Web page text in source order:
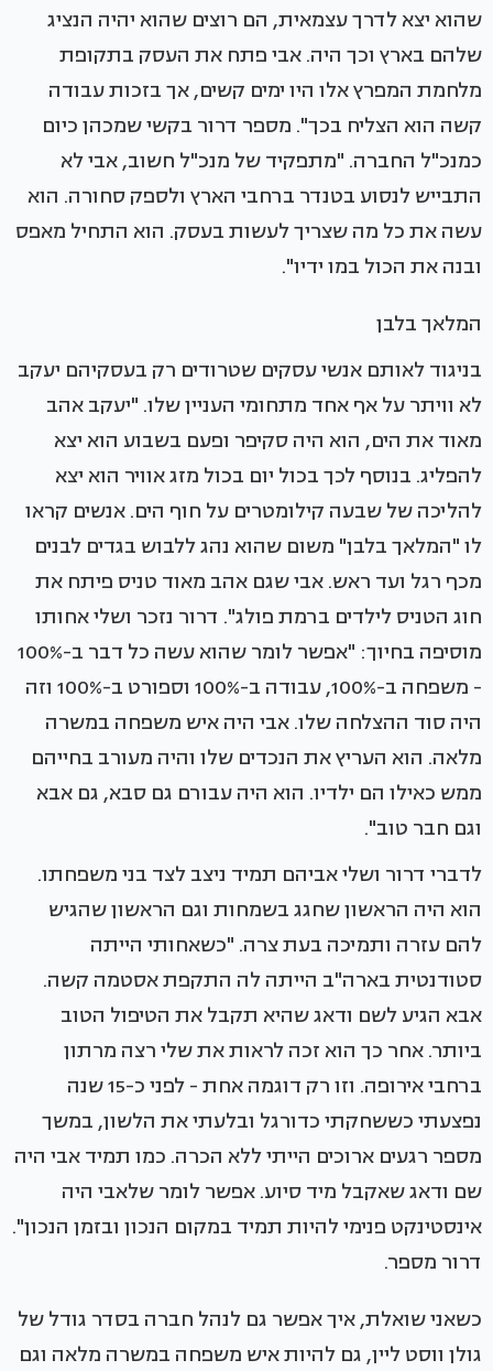
שהוא יצא לדרך עצמאית, הם רוצים שהוא יהיה הנציג
שלהם בארץ וכך היה. אבי פתח את העסק בתקופת
מלחמת המפרץ אלו היו ימים קשים, אך בזכות עבודה
קשה הוא הצליח בכך". מספר דרור בקשי שמכהן כיום
כמנכ"ל החברה. "מתפקיד של מנכ"ל חשוב, אבי לא
התבייש לנסוע בטנדר ברחבי הארץ ולספק סחורה. הוא
עשה את כל מה שצריך לעשות בעסק. הוא התחיל מאפס
ובנה את הכול במו ידיו".
המלאך בלבן
בניגוד לאותם אנשי עסקים שטרודים רק בעסקיהם יעקב
לא וויתר על אף אחד מתחומי העניין שלו. "יעקב אהב
מאוד את הים, הוא היה סקיפר ופעם בשבוע הוא יצא
להפליג. בנוסף לכך בכול יום בכול מזג אוויר הוא יצא
להליכה של שבעה קילומטרים על חוף הים. אנשים קראו
לו "המלאך בלבן" משום שהוא נהג ללבוש בגדים לבנים
מכף רגל ועד ראש. אבי שגם אהב מאוד טניס פיתח את
חוג הטניס לילדים ברמת פולג". דרור נזכר ושלי אחותו
מוסיפה בחיוך: "אפשר לומר שהוא עשה כל דבר ב-100%
- משפחה ב-100%, עבודה ב-100% וספורט ב-100% וזה
היה סוד ההצלחה שלו. אבי היה איש משפחה במשרה
מלאה. הוא העריץ את הנכדים שלו והיה מעורב בחייהם
ממש כאילו הם ילדיו. הוא היה עבורם גם סבא, גם אבא
וגם חבר טוב".
לדברי דרור ושלי אביהם תמיד ניצב לצד בני משפחתו.
הוא היה הראשון שחגג בשמחות וגם הראשון שהגיש
להם עזרה ותמיכה בעת צרה. "כשאחותי הייתה
סטודנטית בארה"ב הייתה לה התקפת אסטמה קשה.
אבא הגיע לשם ודאג שהיא תקבל את הטיפול הטוב
ביותר. אחר כך הוא זכה לראות את שלי רצה מרתון
ברחבי אירופה. וזו רק דוגמה אחת - לפני כ-15 שנה
נפצעתי כששחקתי כדורגל ובלעתי את הלשון, במשך
מספר רגעים ארוכים הייתי ללא הכרה. כמו תמיד אבי היה
שם ודאג שאקבל מיד סיוע. אפשר לומר שלאבי היה
אינסטינקט פנימי להיות תמיד במקום הנכון ובזמן הנכון".
דרור מספר.
כשאני שואלת, איך אפשר גם לנהל חברה בסדר גודל של
גולן ווסט ליין, גם להיות איש משפחה במשרה מלאה וגם